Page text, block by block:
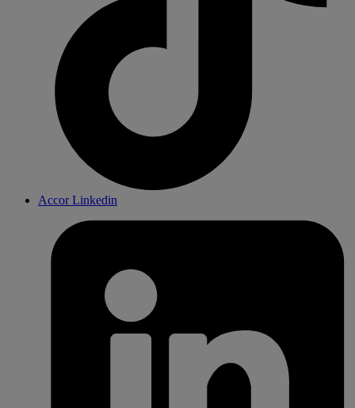
Accor Linkedin